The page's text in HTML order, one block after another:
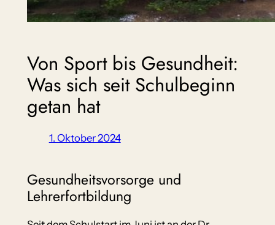
Von Sport bis Gesundheit:
Was sich seit Schulbeginn
getan hat
1. Oktober 2024
Gesundheitsvorsorge und
Lehrerfortbildung